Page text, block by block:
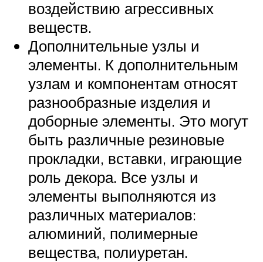
воздействию агрессивных
веществ.
Дополнительные узлы и
элементы. К дополнительным
узлам и компонентам относят
разнообразные изделия и
доборные элементы. Это могут
быть различные резиновые
прокладки, вставки, играющие
роль декора. Все узлы и
элементы выполняются из
различных материалов:
алюминий, полимерные
вещества, полиуретан.